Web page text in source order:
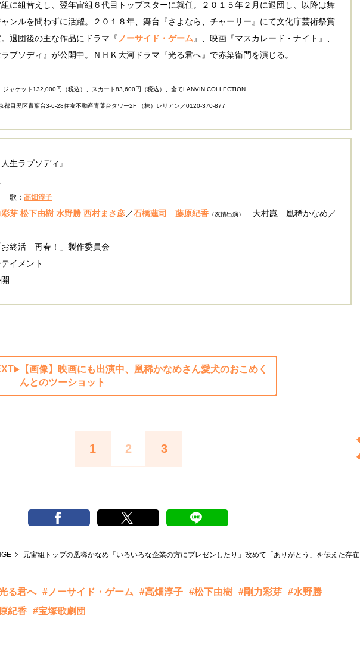
に組替えし、翌年宙組６代目トップスターに就任。２０１５年２月に退団し、以降は舞
ンルを問わずに活躍。２０１８年、舞台『さよなら、チャーリー』にて文化庁芸術祭賞
退団後の主な作品にドラマ『 ノーサイド・ゲーム 』、映画『マスカレード・ナイト』、
プソディ』が公開中。ＮＨＫ大河ドラマ『光る君へ』で赤染衛門を演じる。
ャケット132,000円（税込）、スカート83,600円（税込）、全てLANVIN COLLECTION
目黒区青葉台3-6-28住友不動産青葉台タワー2F （株）レリアン／0120-370-877
生ラプソディ』
歌： 高畑淳子
彩芽 松下由樹 水野勝 西村まさ彦／石橋蓮司 藤原紀香 （友情出演）
大村崑 凰稀かなめ／
終活 再春！」製作委員会
イメント
【画像】映画にも出演中、凰稀かなめさん愛犬のおこめく
んとのツーショット
1 2 3
元宙組トップの凰稀かなめ「いろいろな企業の方にプレゼンしたり」改めて「ありがとう」を伝えた存在
る君へ #ノーサイド・ゲーム #高畑淳子 #松下由樹 #剛力彩芽 #水野勝
紀香 #宝塚歌劇団